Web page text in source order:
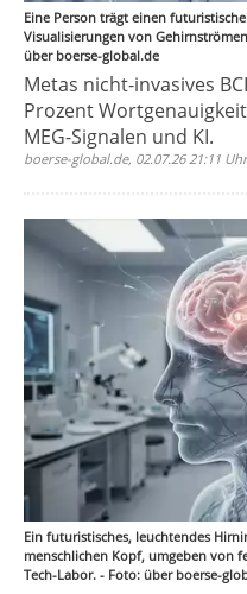
Eine Person trägt einen
Visualisierungen von
über boerse-global.de
Metas nicht-invasives
Prozent
MEG-Signalen und KI.
boerse-global.de, 02.07.26 21:11 Uhr
Ein futuristisches, leuchtendes
menschlichen Kopf, umgeben von
Tech-Labor. - Foto: über boerse-